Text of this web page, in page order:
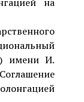
имени И.